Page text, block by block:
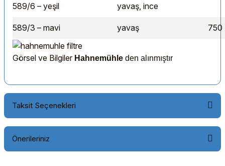
589/6 – yeşil yavaş, ince
589/3 – mavi yavaş
Görsel ve Bilgiler Hahnemühle den alınmıştır
Taksit Seçenekleri
Önerileriniz